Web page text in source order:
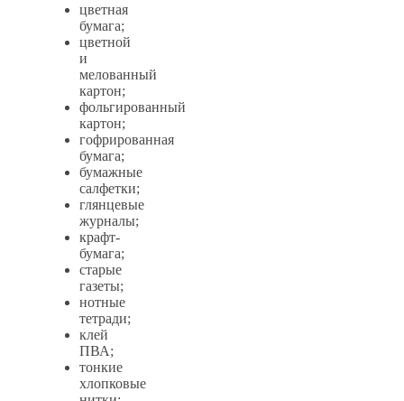
цветная
бумага;
цветной
и
мелованный
картон;
фольгированный
картон;
гофрированная
бумага;
бумажные
салфетки;
глянцевые
журналы;
крафт-
бумага;
старые
газеты;
нотные
тетради;
клей
ПВА;
тонкие
хлопковые